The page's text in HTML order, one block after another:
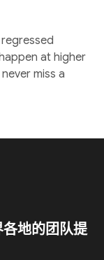
at higher
miss a
地的团队提